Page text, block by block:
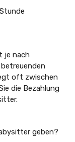
je nach
oft zwischen
die Bezahlung
geben?